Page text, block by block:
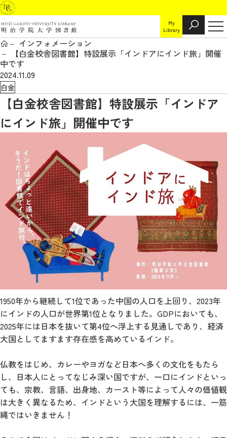
My
Library
インフォメーション
【白金校舎図書館】特設展示「インドアにインド旅」開催
中です
2024.11.09
白金
【白金校舎図書館】特設展示「インドア
にインド旅」開催中です
1950年から継続して1位であった中国の人口を上回り、2023年
にインドの人口が世界第1位となりました。GDPにおいても、
2025年には日本を抜いて第4位へ浮上する見通しであり、経済
大国としてますます存在感を高めているインド。
仏教をはじめ、カレーやヨガなど日本へ多くの文化をもたら
し、日本人にとってなじみ深い国ですが、一口にインドといっ
ても、宗教、言語、出身地、カースト等によって人々の価値観
は大きく異なるため、インドという大国を理解するには、一筋
縄ではいきません！